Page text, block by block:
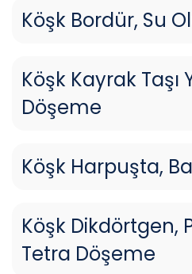
Köşk Bordür, Su
Köşk Kayrak Taşı
Döşeme
Köşk Harpuşta,
Köşk Dikdörtgen,
Tetra Döşeme